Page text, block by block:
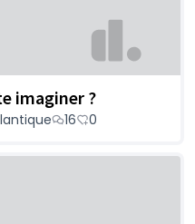
imaginer ?
16 0